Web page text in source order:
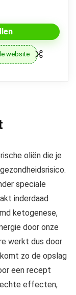
website
oliën die je
speciale
inderdaad
ketogenese,
door onze
werkt dus door
zo de opslag
een recept
effecten,